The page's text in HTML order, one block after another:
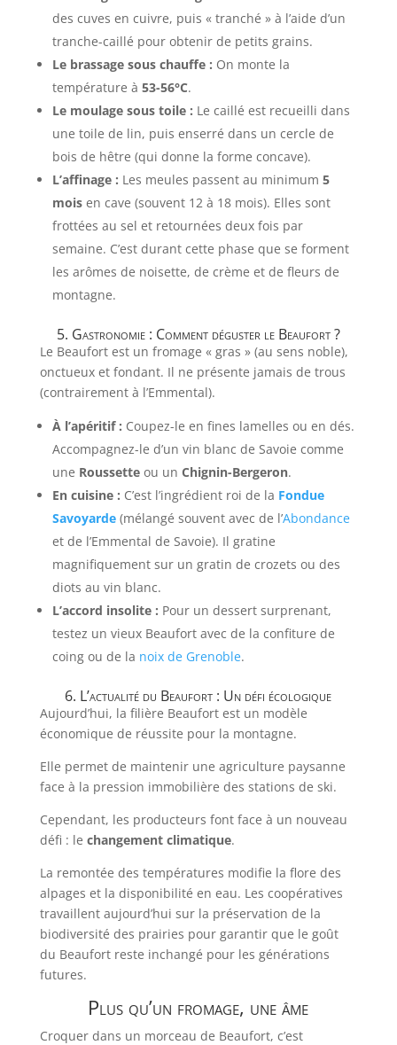
des cuves en cuivre, puis « tranché » à l’aide d’un
tranche-caillé pour obtenir de petits grains.
Le brassage sous chauffe : On monte la
température à 53-56°C.
Le moulage sous toile : Le caillé est recueilli dans
une toile de lin, puis enserré dans un cercle de
bois de hêtre (qui donne la forme concave).
L’affinage : Les meules passent au minimum 5
moisen cave (souvent 12 à 18 mois). Elles sont
frottées au sel et retournées deux fois par
semaine. C’est durant cette phase que se forment
les arômes de noisette, de crème et de fleurs de
montagne.
5. Gastronomie : Comment déguster le Beaufort ?
Le Beaufort est un fromage « gras » (au sens noble),
onctueux et fondant. Il ne présente jamais de trous
(contrairement à l’Emmental).
À l’apéritif : Coupez-le en fines lamelles ou en dés.
Accompagnez-le d’un vin blanc de Savoie comme
une Roussetteou un Chignin-Bergeron.
En cuisine : C’est l’ingrédient roi de la Fondue
Savoyarde(mélangé souvent avec de l’Abondance
et de l’Emmental de Savoie). Il gratine
magnifiquement sur un gratin de crozets ou des
diots au vin blanc.
L’accord insolite : Pour un dessert surprenant,
testez un vieux Beaufort avec de la confiture de
coing ou de la noix de Grenoble.
6. L’actualité du Beaufort : Un défi écologique
Aujourd’hui, la filière Beaufort est un modèle
économique de réussite pour la montagne.
Elle permet de maintenir une agriculture paysanne
face à la pression immobilière des stations de ski.
Cependant, les producteurs font face à un nouveau
défi : le changement climatique.
La remontée des températures modifie la flore des
alpages et la disponibilité en eau. Les coopératives
travaillent aujourd’hui sur la préservation de la
biodiversité des prairies pour garantir que le goût
du Beaufort reste inchangé pour les générations
futures.
Plus qu’un fromage, une âme
Croquer dans un morceau de Beaufort, c’est